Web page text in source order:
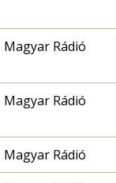
Magyar Rádió
Magyar Rádió
Magyar Rádió